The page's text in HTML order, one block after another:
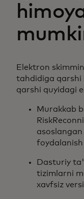
Elektron
tahdidiga qarshi
qarshi quyidagi
Murakkab
foydalanish
Dasturiy
tizimlarni
xavfsiz